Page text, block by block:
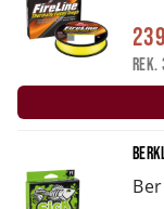
Rek.